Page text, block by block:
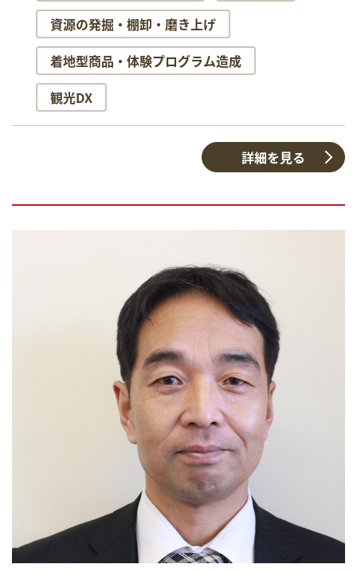
資源の発掘・棚卸・磨き上げ
着地型商品・体験プログラム造成
観光DX
詳細を見る